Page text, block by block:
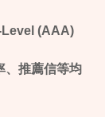
Level (AAA)
、推薦信等均